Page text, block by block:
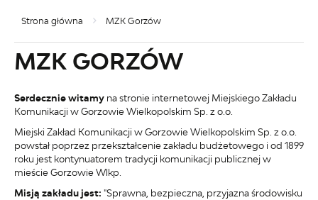
Strona główna MZK Gorzów
MZK GORZÓW
Serdecznie witamy na stronie internetowej Miejskiego Zakładu
Komunikacji w Gorzowie Wielkopolskim Sp. z o.o.
Miejski Zakład Komunikacji w Gorzowie Wielkopolskim Sp. z o.o.
powstał poprzez przekształcenie zakładu budżetowego i od 1899
roku jest kontynuatorem tradycji komunikacji publicznej w
mieście Gorzowie Wlkp.
Misją zakładu jest: "Sprawna, bezpieczna, przyjazna środowisku